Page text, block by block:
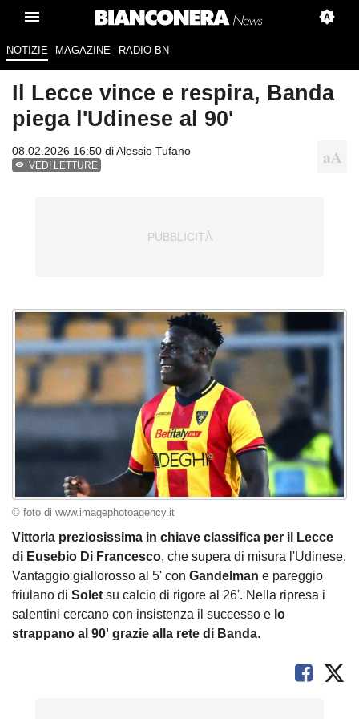
NOTIZIE MAGAZINE RADIO BN
Il Lecce vince e respira, Banda
piega l'Udinese al 90'
08.02.2026 16:50 diAlessio Tufano
VEDI LETTURE
© foto di www.imagephotoagency.it
Vittoria preziosissima in chiave classifica per il Lecce
di Eusebio Di Francesco, che supera di misura l'Udinese.
Vantaggio giallorosso al 5' con Gandelman e pareggio
friulano di Solet su calcio di rigore al 26'. Nella ripresa i
salentini cercano con insistenza il successo e lo
strappano al 90' grazie alla rete di Banda.